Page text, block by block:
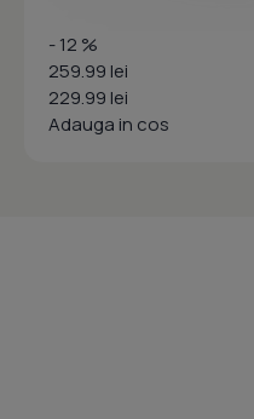
- 12 %
259.99 lei
229.99 lei
Adauga in cos